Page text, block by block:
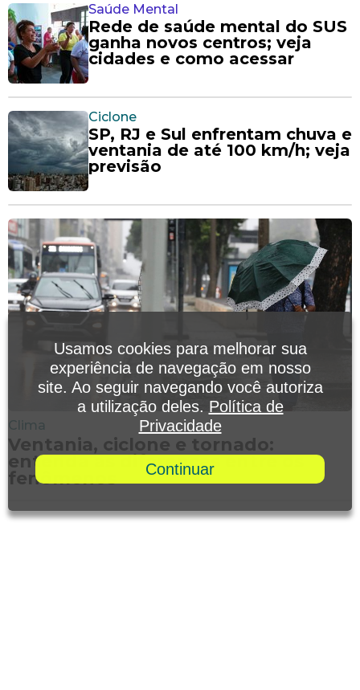
Saúde Mental
Rede de saúde mental do SUS
ganha novos centros; veja
cidades e como acessar
Ciclone
SP, RJ e Sul enfrentam chuva e
ventania de até 100 km/h; veja
previsão
Clima
Ventania, ciclone e tornado:
entenda as diferenças entre os
fenômenos
Usamos cookies para melhorar sua
experiência de navegação em nosso
site. Ao seguir navegando você autoriza
a utilização deles. Política de
Privacidade
Continuar